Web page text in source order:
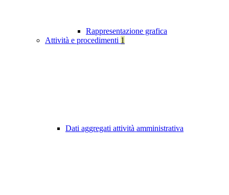
Rappresentazione grafica
Attività e procedimenti 1
Dati aggregati attività amministrativa